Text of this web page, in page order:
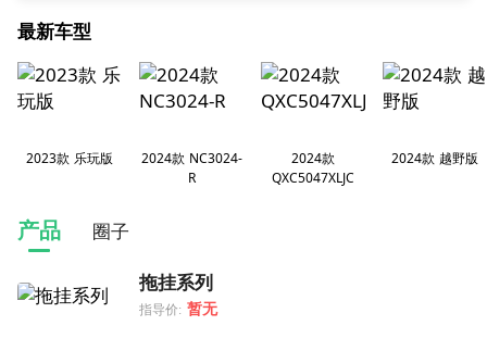
最新车型
2023款 乐玩版
2024款 NC3024-
R
2024款
QXC5047XLJC
2024款 越野版
产品 圈子
拖挂系列
指导价: 暂无